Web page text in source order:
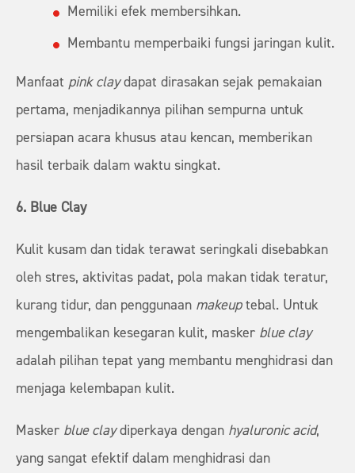
Memiliki efek membersihkan.
Membantu memperbaiki fungsi jaringan kulit.
Manfaat pink claydapat dirasakan sejak pemakaian
pertama, menjadikannya pilihan sempurna untuk
persiapan acara khusus atau kencan, memberikan
hasil terbaik dalam waktu singkat.
6. Blue Clay
Kulit kusam dan tidak terawat seringkali disebabkan
oleh stres, aktivitas padat, pola makan tidak teratur,
kurang tidur, dan penggunaan makeuptebal. Untuk
mengembalikan kesegaran kulit, masker blue clay
adalah pilihan tepat yang membantu menghidrasi dan
menjaga kelembapan kulit.
Masker blue claydiperkaya dengan hyaluronic acid,
yang sangat efektif dalam menghidrasi dan